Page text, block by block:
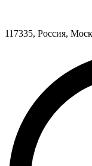
117335, Россия,